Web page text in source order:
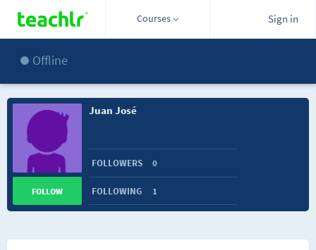
Courses Sign in
Offline
Juan José
FOLLOWERS 0
FOLLOWING 1
FOLLOW